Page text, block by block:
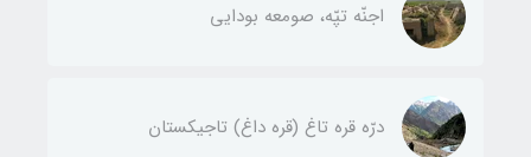
اجنّه‌ تپّه، صومعه بودایی
درّه قره تاغ (قره داغ) تاجیکستان